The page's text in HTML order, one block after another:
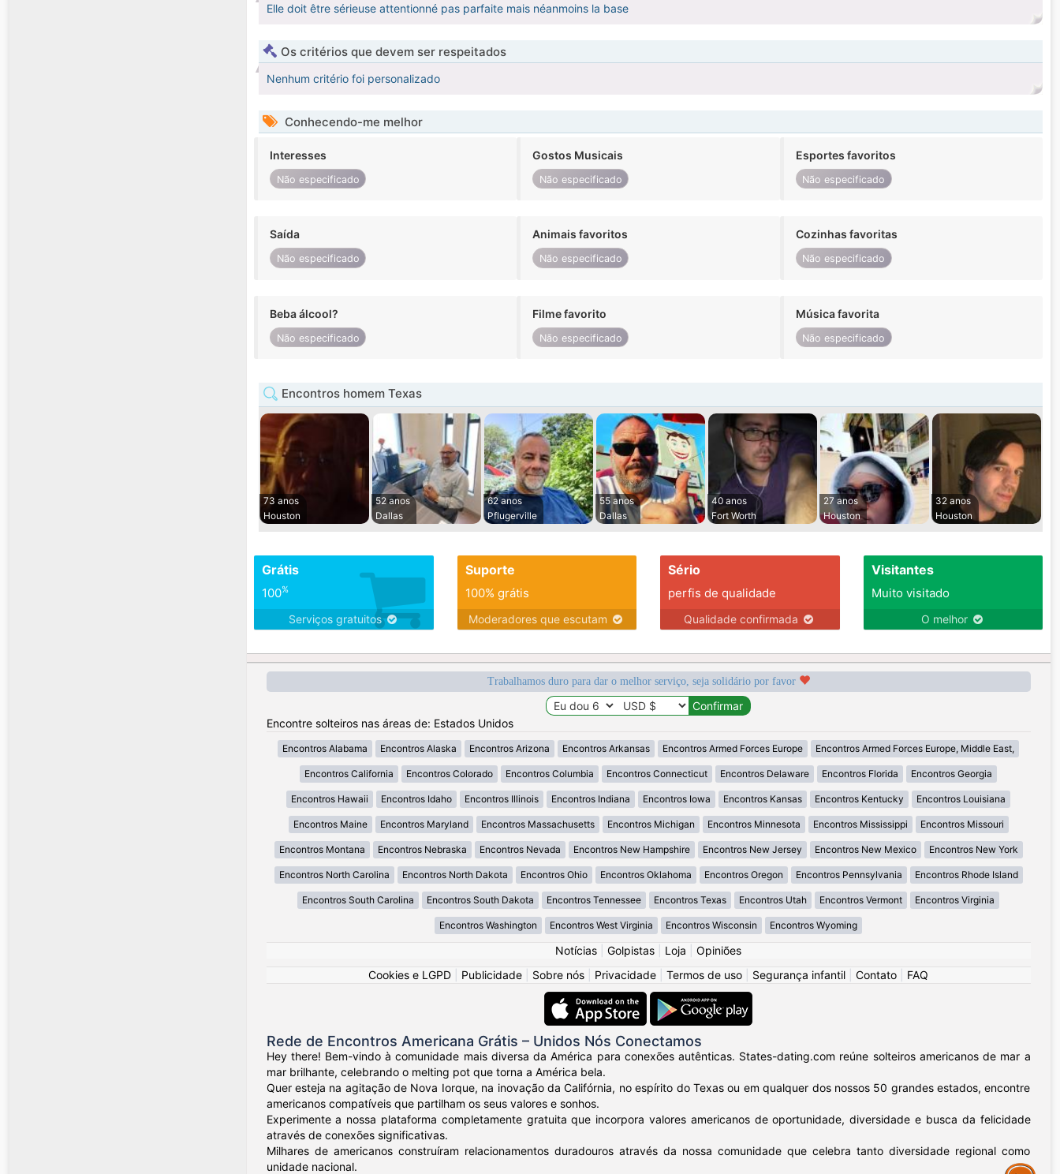
Elle doit être sérieuse attentionné pas parfaite mais néanmoins la base
Os critérios que devem ser respeitados
Nenhum critério foi personalizado
Conhecendo-me melhor
Interesses
Não especificado
Gostos Musicais
Não especificado
Esportes favoritos
Não especificado
Saída
Não especificado
Animais favoritos
Não especificado
Cozinhas favoritas
Não especificado
Beba álcool?
Não especificado
Filme favorito
Não especificado
Música favorita
Não especificado
Encontros homem Texas
73 anos
Houston
52 anos
Dallas
62 anos
Pflugerville
55 anos
Dallas
40 anos
Fort Worth
27 anos
Houston
32 anos
Houston
Grátis
100%
Serviços gratuitos
Suporte
100% grátis
Moderadores que escutam
Sério
perfis de qualidade
Qualidade confirmada
Visitantes
Muito visitado
O melhor
Trabalhamos duro para dar o melhor serviço, seja solidário por favor
Encontre solteiros nas áreas de: Estados Unidos
Encontros Alabama Encontros Alaska Encontros Arizona Encontros Arkansas Encontros Armed Forces Europe Encontros Armed Forces Europe, Middle East,
Encontros California Encontros Colorado Encontros Columbia Encontros Connecticut Encontros Delaware Encontros Florida Encontros Georgia
Encontros Hawaii Encontros Idaho Encontros Illinois Encontros Indiana Encontros Iowa Encontros Kansas Encontros Kentucky Encontros Louisiana
Encontros Maine Encontros Maryland Encontros Massachusetts Encontros Michigan Encontros Minnesota Encontros Mississippi Encontros Missouri
Encontros Montana Encontros Nebraska Encontros Nevada Encontros New Hampshire Encontros New Jersey Encontros New Mexico Encontros New York
Encontros North Carolina Encontros North Dakota Encontros Ohio Encontros Oklahoma Encontros Oregon Encontros Pennsylvania Encontros Rhode Island
Encontros South Carolina Encontros South Dakota Encontros Tennessee Encontros Texas Encontros Utah Encontros Vermont Encontros Virginia
Encontros Washington Encontros West Virginia Encontros Wisconsin Encontros Wyoming
Notícias Golpistas Loja
Opiniões
Cookies e LGPD
Publicidade Sobre nós Privacidade Termos de uso Segurança infantil Contato FAQ
Rede de Encontros Americana Grátis – Unidos Nós Conectamos
Hey there! Bem-vindo à comunidade mais diversa da América para conexões autênticas. States-dating.com reúne solteiros americanos de mar a
mar brilhante, celebrando o melting pot que torna a América bela.
Quer esteja na agitação de Nova Iorque, na inovação da Califórnia, no espírito do Texas ou em qualquer dos nossos 50 grandes estados, encontre
americanos compatíveis que partilham os seus valores e sonhos.
Experimente a nossa plataforma completamente gratuita que incorpora valores americanos de oportunidade, diversidade e busca da felicidade
através de conexões significativas.
Milhares de americanos construíram relacionamentos duradouros através da nossa comunidade que celebra tanto diversidade regional como
unidade nacional.